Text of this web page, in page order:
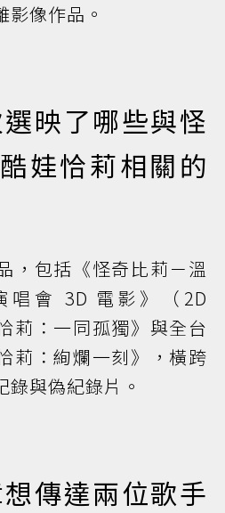
影像作品。
映了哪些與怪
娃恰莉相關的
，包括《怪奇比莉－溫
唱會 3D 電影》（2D
莉：一同孤獨》與全台
莉：絢爛一刻》，橫跨
錄與偽紀錄片。
傳達兩位歌手